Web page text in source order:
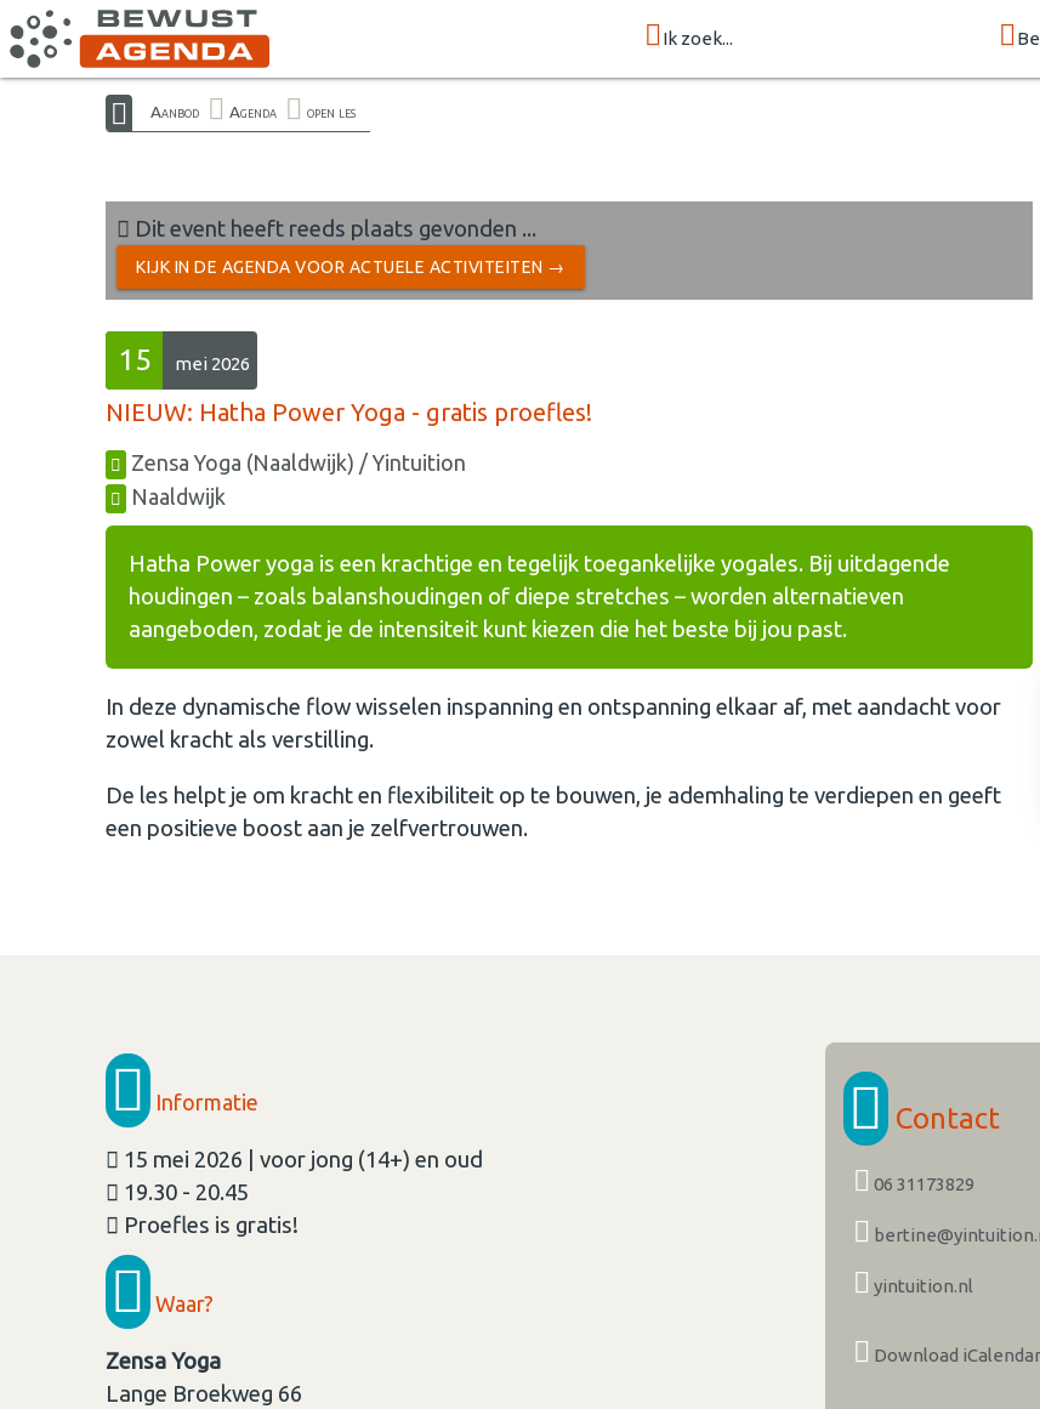
Ik zoek...
Aanbod Agenda open les
Dit event heeft reeds plaats gevonden ...
KIJK IN DE AGENDA VOOR ACTUELE ACTIVITEITEN →
15 mei 2026
NIEUW: Hatha Power Yoga - gratis proefles!
Zensa Yoga (Naaldwijk) / Yintuition
Naaldwijk
Hatha Power yoga is een krachtige en tegelijk toegankelijke yogales. Bij uitdagende
houdingen – zoals balanshoudingen of diepe stretches – worden alternatieven
aangeboden, zodat je de intensiteit kunt kiezen die het beste bij jou past.
In deze dynamische flow wisselen inspanning en ontspanning elkaar af, met aandacht voor
zowel kracht als verstilling.
De les helpt je om kracht en flexibiliteit op te bouwen, je ademhaling te verdiepen en geeft
een positieve boost aan je zelfvertrouwen.
Informatie
15 mei 2026 | voor jong (14+) en oud
19.30 - 20.45
Proefles is gratis!
Waar?
Zensa Yoga
Lange Broekweg 66
Contact
06 31173829
yintuition.nl
Download